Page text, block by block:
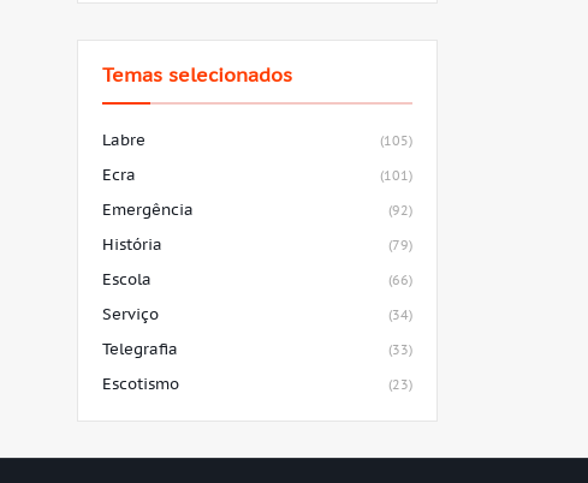
Temas selecionados
Labre (105)
Ecra (101)
Emergência (92)
História (79)
Escola (66)
Serviço (34)
Telegrafia (33)
Escotismo (23)